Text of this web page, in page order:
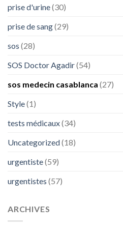
prise d'urine(30)
prise de sang(29)
sos (28)
SOS Doctor Agadir(54)
sos medecin casablanca (27)
Style(1)
tests médicaux(34)
Uncategorized(18)
urgentiste(59)
urgentistes (57)
ARCHIVES